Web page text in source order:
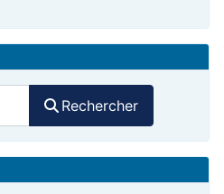
Rechercher